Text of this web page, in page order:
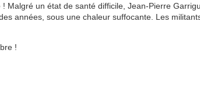
Malgré un état de santé difficile, Jean-Pierre
années, sous une chaleur suffocante. Les
!